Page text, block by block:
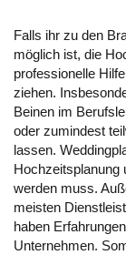
Falls ihr zu den
möglich ist, die
professionelle
ziehen.
Beinen im
oder zumindest
lassen.
Hochzeitsplanung
werden muss.
meisten
haben
Unternehmen.